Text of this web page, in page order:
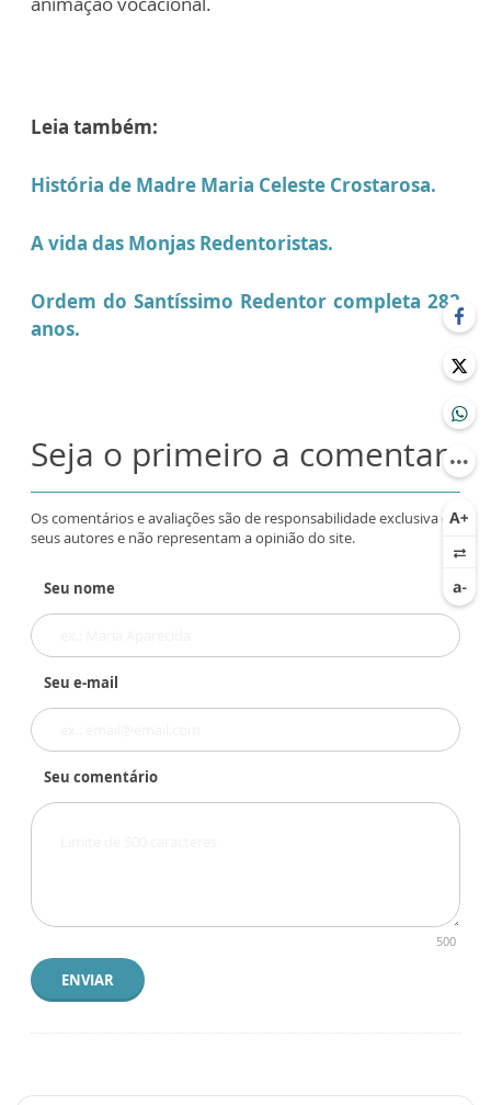
Leia também:
História de Madre Maria Celeste Crostarosa.
A vida das Monjas Redentoristas.
Ordem do Santíssimo Redentor completa 282
anos.
Seja o primeiro a comentar
Os comentários e avaliações são de responsabilidade exclusiva de
seus autores e não representam a opinião do site.
Seu nome
Seu e-mail
Seu comentário
500
ENVIAR